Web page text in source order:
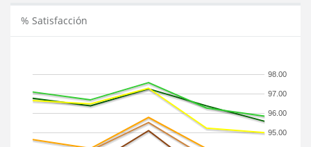
% Satisfacción
95.00
96.00
97.00
98.00